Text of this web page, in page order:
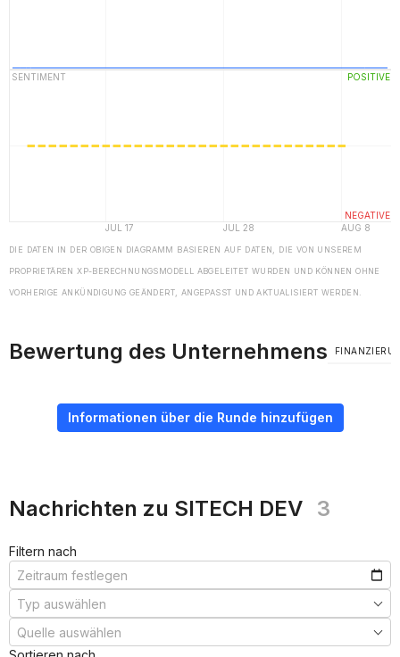
DIE DATEN IN DER OBIGEN DIAGRAMM BASIEREN AUF DATEN, DIE VON UNSEREM
PROPRIETÄREN XP-BERECHNUNGSMODELL ABGELEITET WURDEN UND KÖNNEN OHNE
VORHERIGE ANKÜNDIGUNG GEÄNDERT, ANGEPASST UND AKTUALISIERT WERDEN.
Bewertung des Unternehmens
Informationen über die Runde hinzufügen
Nachrichten zu SITECH DEV 3
Filtern nach